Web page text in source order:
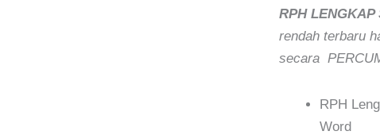
RPH LENGKAP
rendah terbaru
secara
RPH
Word
(RPH
PAK21)
quantity